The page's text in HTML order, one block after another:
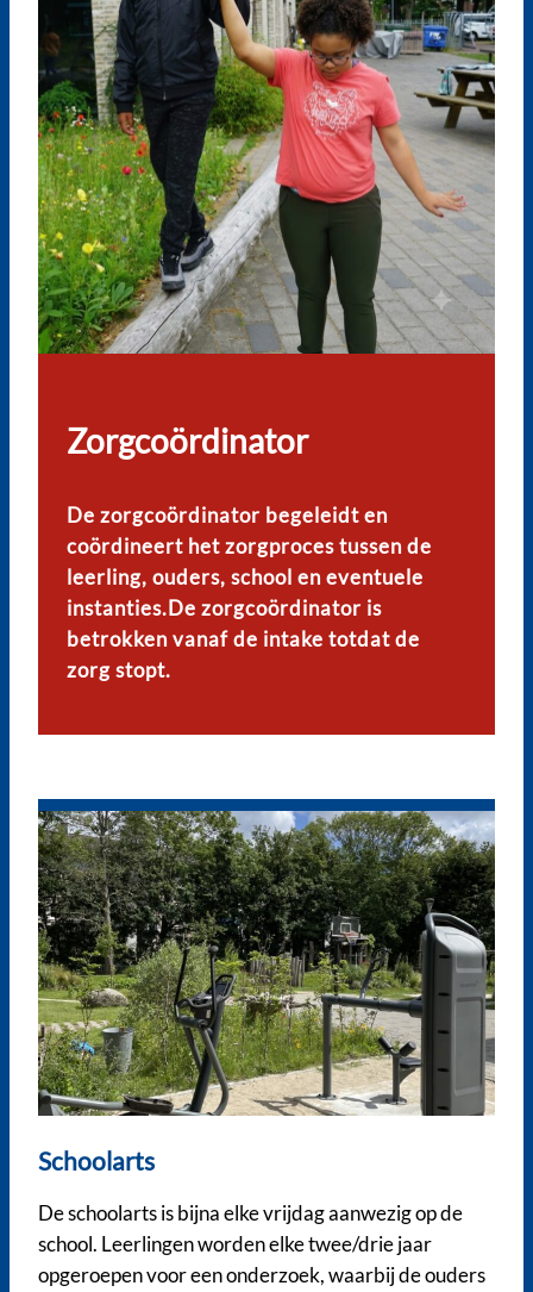
Zorgcoördinator
De zorgcoördinator begeleidt en
coördineert het zorgproces tussen de
leerling, ouders, school en eventuele
instanties.De zorgcoördinator is
betrokken vanaf de intake totdat de
zorg stopt.
Schoolarts
De schoolarts is bijna elke vrijdag aanwezig op de
school. Leerlingen worden elke twee/drie jaar
opgeroepen voor een onderzoek, waarbij de ouders